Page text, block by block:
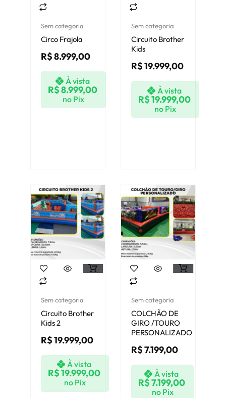
Sem categoria
Circo Frajola
R$8.999,00
À vista
R$8.999,00
no Pix
Sem categoria
Circuito Brother
Kids
R$19.999,00
À vista
R$19.999,00
no Pix
Sem categoria
Circuito Brother
Kids 2
R$19.999,00
À vista
R$19.999,00
no Pix
Sem categoria
COLCHÃO DE
GIRO /TOURO
PERSONALIZADO
R$7.199,00
À vista
R$7.199,00
no Pix